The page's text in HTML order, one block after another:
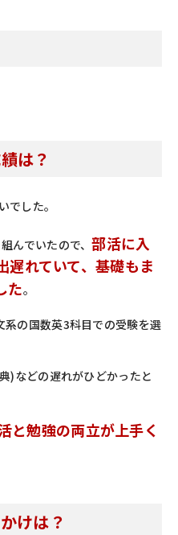
は？
でした。
んでいたので、部活に入
遅れていて、基礎もま
た。
の国数英3科目での受験を選
)などの遅れがひどかったと
と勉強の両立が上手く
けは？